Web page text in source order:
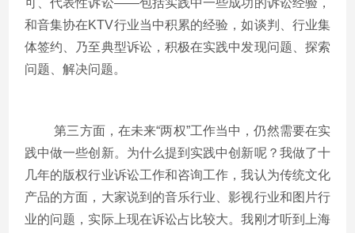
和音集协在KTV行业当中积累的经验，如谈判、行业集
体签约、乃至典型诉讼，积极在实践中发现问题、探索
问题、解决问题。
第三方面，在未来“两权”工作当中，仍然需要在实
践中做一些创新。为什么提到实践中创新呢？我做了十
几年的版权行业诉讼工作和咨询工作，我认为传统文化
产品的方面，大家说到的音乐行业、影视行业和图片行
业的问题，实际上现在诉讼占比较大。我刚才听到上海